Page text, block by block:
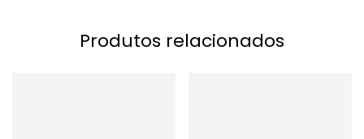
Produtos relacionados